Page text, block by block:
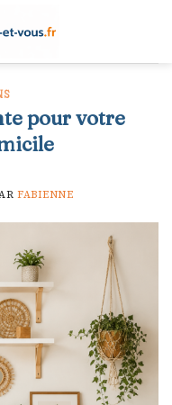
pour votre
FABIENNE